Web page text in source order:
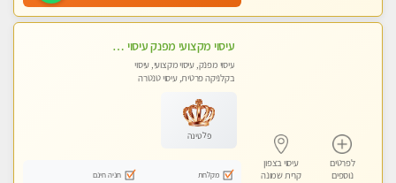
לפרטים
נוספים
עיסוי בצפון
קרית שמונה
עיסוי מקצועי מפנק עיסוי עם אבנים חמות. מעסה עם תעודות. טיפול מרגיע ומפנק באווירה נעימה ושקטה
עיסוי מפנק, עיסוי מקצועי, עיסוי
בקלניקה פרטית, עיסוי טנטרה
פלטינה
מקלחת
חניה חינם